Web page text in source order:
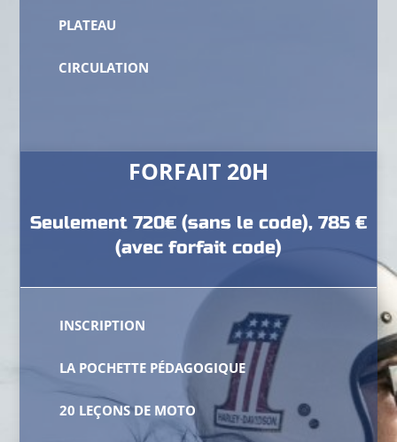
PLATEAU
CIRCULATION
FORFAIT 20H
Seulement 720€ (sans le code), 785 €
(avec forfait code)
INSCRIPTION
LA POCHETTE PÉDAGOGIQUE
20 LEÇONS DE MOTO